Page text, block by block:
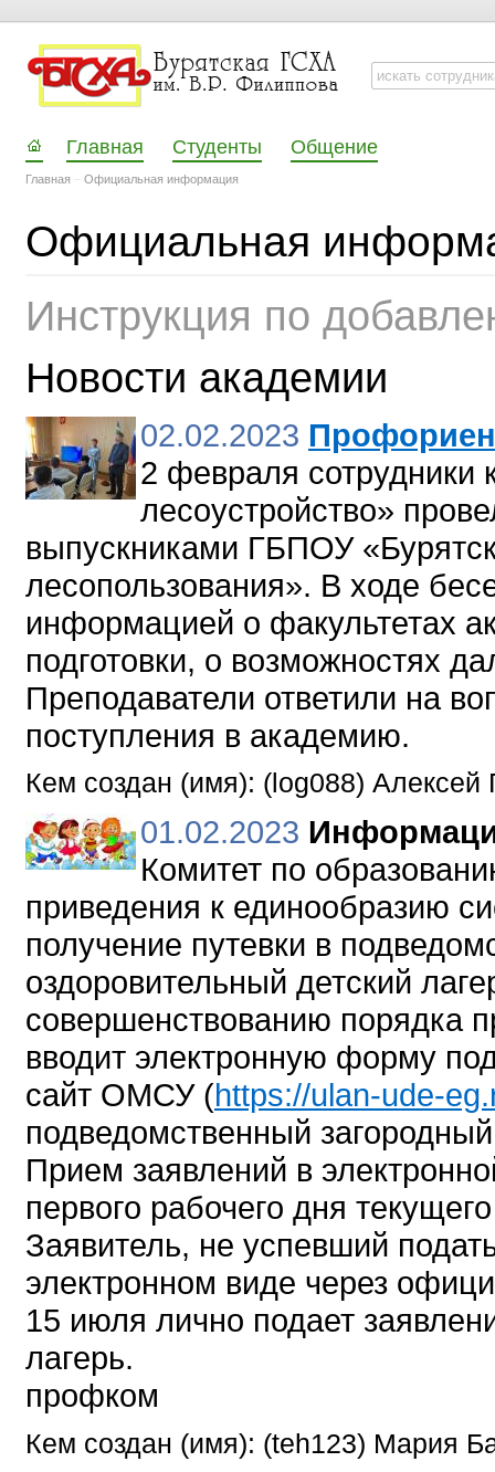
Главная Студенты Общение
Главная Официальная информация
Официальная
Инструкция по
Новости академии
02.02.2023
2 февраля сотрудники
лесоустройство»
выпускниками ГБПОУ
лесопользования». В ходе
информацией о факультетах
подготовки, о возможностях
Преподаватели ответили на
поступления в академию.
Кем создан (имя): (log088) Алексей
01.02.2023
Комитет по
приведения к единообразию
получение путевки в
оздоровительный детский
совершенствованию порядка
вводит электронную форму
сайт ОМСУ (https://ulan-ude-
подведомственный
Прием заявлений в
первого рабочего дня
Заявитель, не успевший
электронном виде через
15 июля лично подает
лагерь.
профком
Кем создан (имя): (teh123) Мария